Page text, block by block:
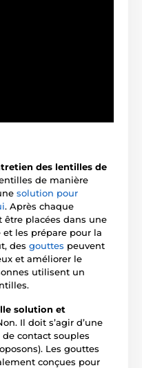
des lentilles de
de manière
solution pour
. Après chaque
placées dans une
les prépare pour la
des gouttes peuvent
et améliorer le
utilisent un
solution et
Il doit s’agir d’une
contact souples
Les gouttes
conçues pour